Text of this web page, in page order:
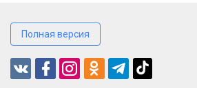
Полная версия